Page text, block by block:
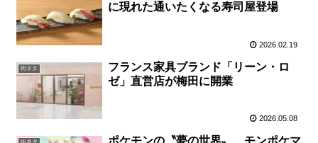
に現れた通いたくなる寿司屋登場
2026.02.19
街ネタ
フランス家具ブランド「リーン・ロ
ゼ」直営店が梅田に開業
2026.05.08